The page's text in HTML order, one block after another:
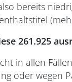
bereits
261.925
in allen
oder wegen